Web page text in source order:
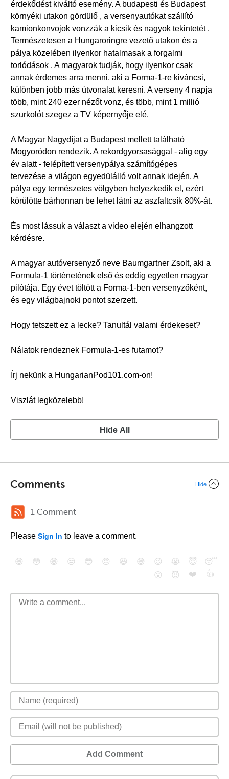
érdekődést kiváltó esemény. A budapesti és Budapest
környéki utakon gördülő , a versenyautókat szállító
kamionkonvojok vonzzák a kicsik és nagyok tekintetét .
Természetesen a Hungaroringre vezető utakon és a
pálya közelében ilyenkor hatalmasak a forgalmi
torlódások . A magyarok tudják, hogy ilyenkor csak
annak érdemes arra menni, aki a Forma-1-re kiváncsi,
különben jobb más útvonalat keresni. A verseny 4 napja
több, mint 240 ezer nézőt vonz, és több, mint 1 millió
szurkolót szegez a TV képernyője elé.
A Magyar Nagydíjat a Budapest mellett található
Mogyoródon rendezik. A rekordgyorsasággal - alig egy
év alatt - felépített versenypálya számítógépes
tervezése a világon egyedülálló volt annak idején. A
pálya egy természetes völgyben helyezkedik el, ezért
körülötte bárhonnan be lehet látni az aszfaltcsík 80%-át.
És most lássuk a választ a video elején elhangzott
kérdésre.
A magyar autóversenyző neve Baumgartner Zsolt, aki a
Formula-1 történetének első és eddig egyetlen magyar
pilótája. Egy évet töltött a Forma-1-ben versenyzőként,
és egy világbajnoki pontot szerzett.
Hogy tetszett ez a lecke? Tanultál valami érdekeset?
Nálatok rendeznek Formula-1-es futamot?
Írj nekünk a HungarianPod101.com-on!
Viszlát legközelebb!
Hide All
Comments Hide
1 Comment
Please Sign In to leave a comment.
😄 😳 😁 😒 😎 😠 😆 😅 😉 😭 😇
😴
😮
😈 ❤️ 👍
Add Comment